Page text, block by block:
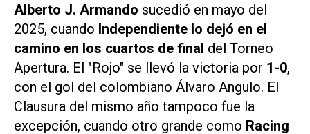
Alberto J. Armando sucedió en mayo del
2025, cuando Independiente lo dejó en el
camino en los cuartos de final del Torneo
Apertura. El "Rojo" se llevó la victoria por 1-0,
con el gol del colombiano Álvaro Angulo. El
Clausura del mismo año tampoco fue la
excepción, cuando otro grande como Racing